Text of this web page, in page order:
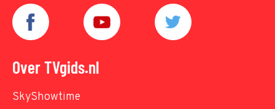
Over TVgids.nl
SkyShowtime